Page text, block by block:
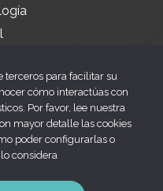
terceros para facilitar su
cómo interactúas con
Por favor, lee nuestra
mayor detalle las cookies
poder configurarlas o
considera